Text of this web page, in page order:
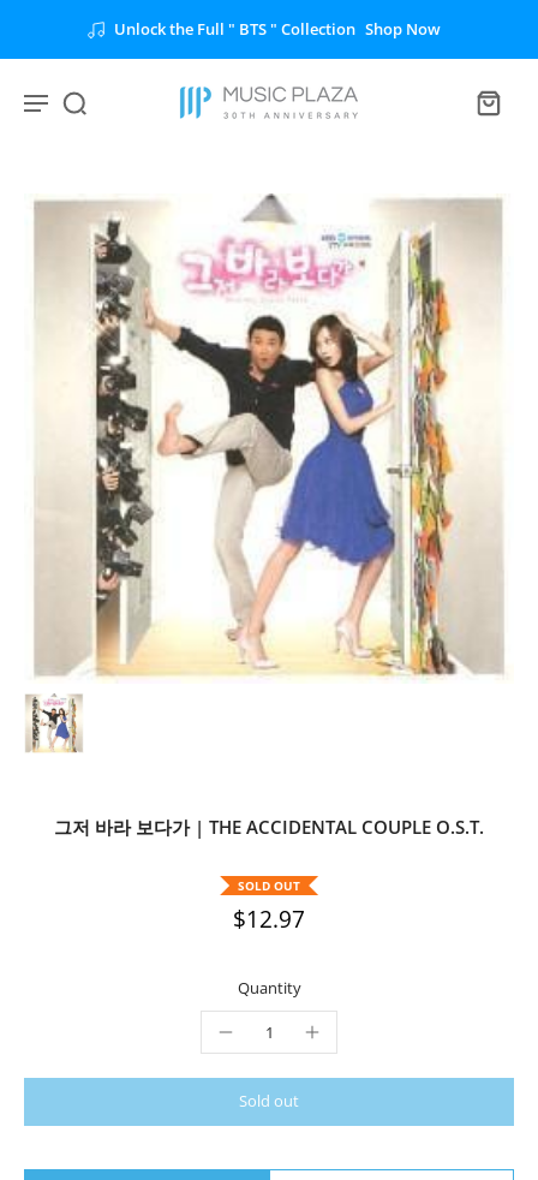
Browse the Full " SKZ " Collection
그저 바라 보다가 | THE ACCIDENTAL COUPLE O.S.T.
SOLD OUT
$12.97
Quantity
Sold out